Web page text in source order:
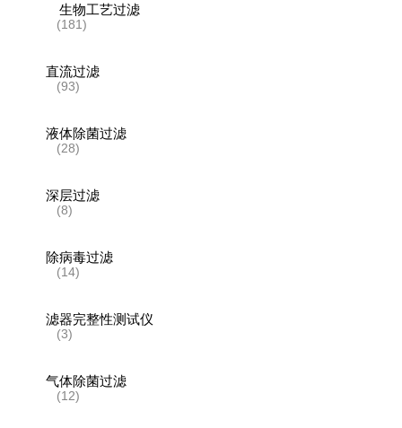
生物工艺过滤
(181)
直流过滤
(93)
液体除菌过滤
(28)
深层过滤
(8)
除病毒过滤
(14)
滤器完整性测试仪
(3)
气体除菌过滤
(12)